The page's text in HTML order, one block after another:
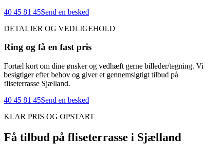
40 45 81 45Send en besked
DETALJER OG VEDLIGEHOLD
Ring og få en fast pris
Fortæl kort om dine ønsker og vedhæft gerne billeder/tegning. Vi
besigtiger efter behov og giver et gennemsigtigt tilbud på
fliseterrasse Sjælland.
40 45 81 45Send en besked
KLAR PRIS OG OPSTART
Få tilbud på fliseterrasse i Sjælland